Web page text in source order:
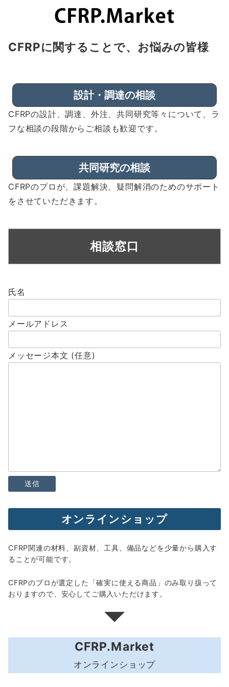
CFRPに関することで、お悩みの皆様
設計・調達の相談
CFRPの設計、調達、外注、共同研究等々について、ラ
フな相談の段階からご相談も歓迎です。
共同研究の相談
CFRPのプロが、課題解決、疑問解消のためのサポート
をさせていただきます。
相談窓口
氏名
メールアドレス
メッセージ本文 (任意)
オンラインショップ
CFRP関連の材料、副資材、工具、備品などを少量から購入す
ることが可能です。
CFRPのプロが選定した「確実に使える商品」のみ取り扱って
おりますので、安心してご購入いただけます。
CFRP.Market
オンラインショップ